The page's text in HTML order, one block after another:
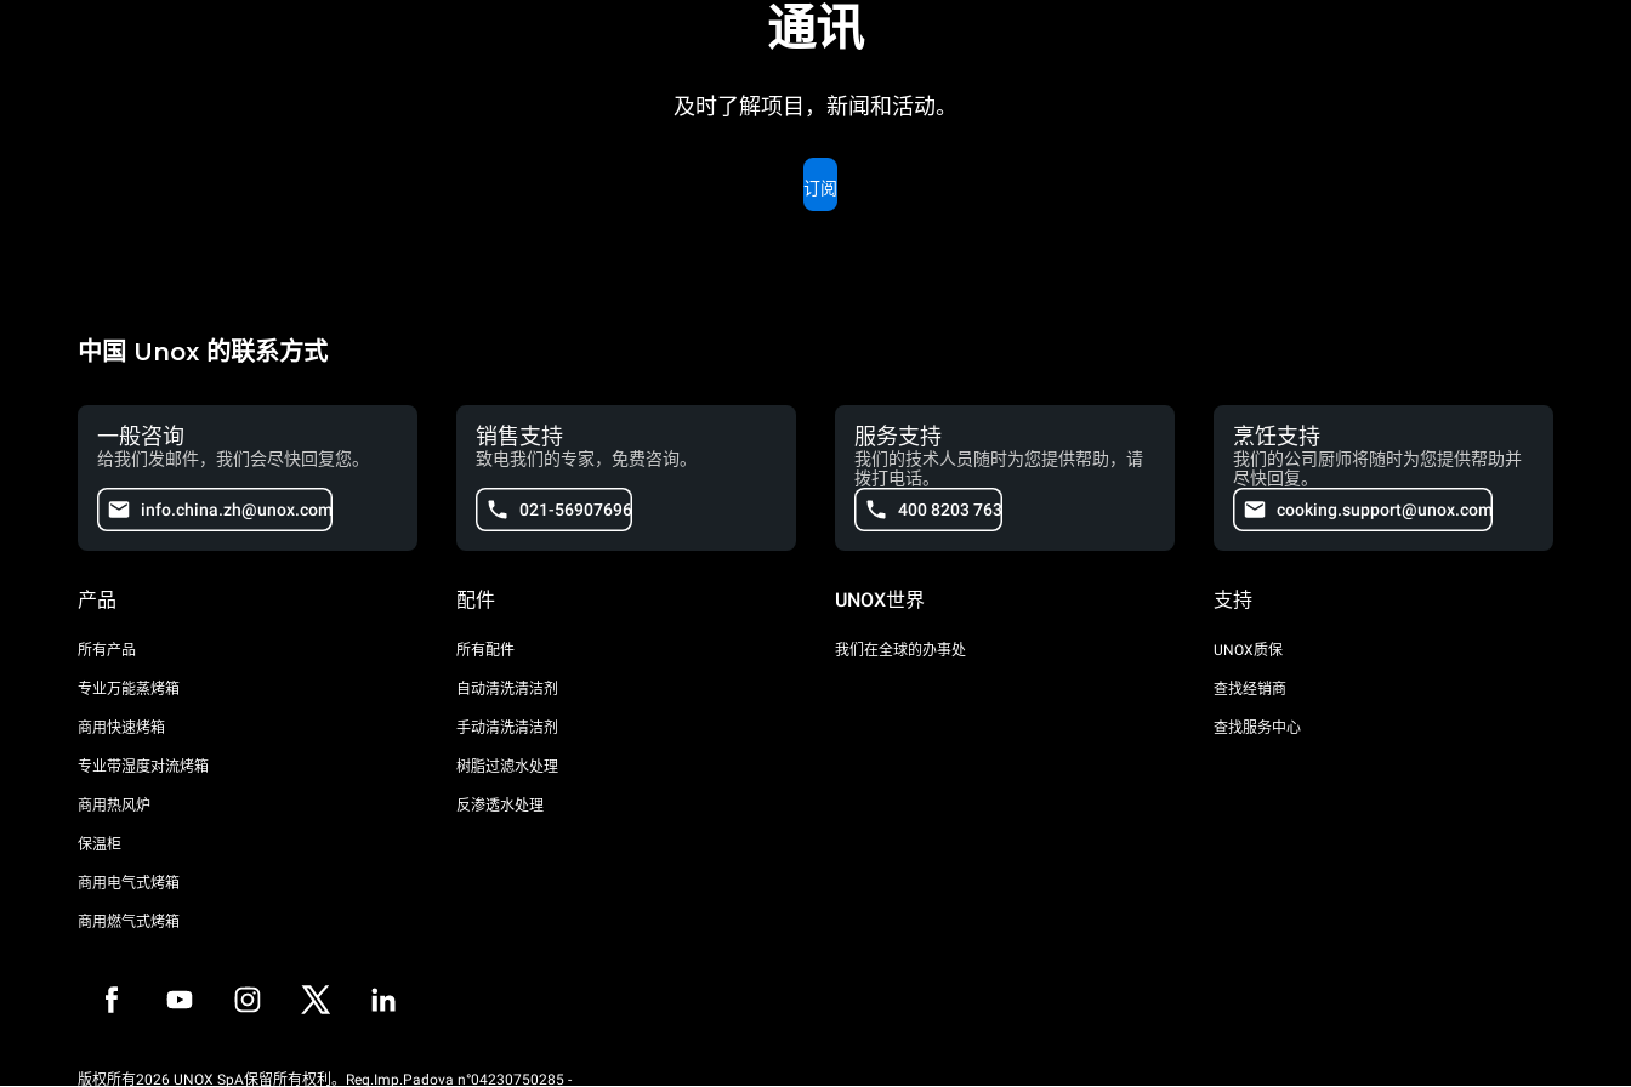
通讯
及时了解项目，新闻和活动。
订阅
中国 Unox 的联系方式
一般咨询
给我们发邮件，我们会尽快回复您。
info.china.zh@unox.com
销售支持
致电我们的专家，免费咨询。
021-56907696
服务支持
我们的技术人员随时为您提供帮助，请
拨打电话。
400 8203 763
烹饪支持
我们的公司厨师将随时为您提供帮助并
尽快回复。
cooking.support@unox.com
产品
所有产品
专业万能蒸烤箱
商用快速烤箱
专业带湿度对流烤箱
商用热风炉
保温柜
商用电气式烤箱
商用燃气式烤箱
配件
所有配件
自动清洗清洁剂
手动清洗清洁剂
树脂过滤水处理
反渗透水处理
UNOX世界
我们在全球的办事处
支持
UNOX质保
查找经销商
查找服务中心
版权所有2026 UNOX SpA保留所有权利。Reg.Imp.Padova n°04230750285 -